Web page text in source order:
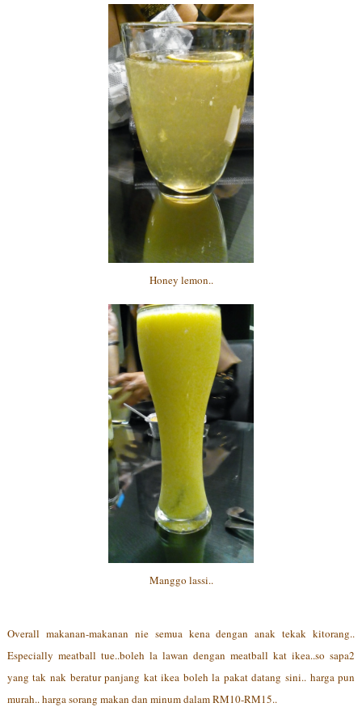
Honey lemon..
Manggo lassi..
Overall makanan-makanan nie semua kena dengan anak tekak kitorang..
Especially meatball tue..boleh la lawan dengan meatball kat ikea..so sapa2
yang tak nak beratur panjang kat ikea boleh la pakat datang sini.. harga pun
murah.. harga sorang makan dan minum dalam RM10-RM15..